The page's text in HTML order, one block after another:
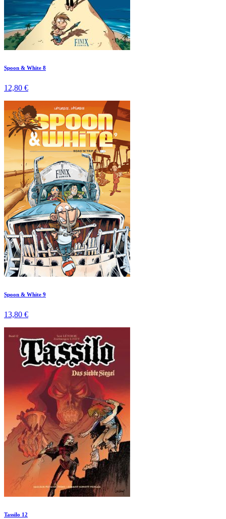
Spoon & White 8
12,80 €
Spoon & White 9
13,80 €
Tassilo 12